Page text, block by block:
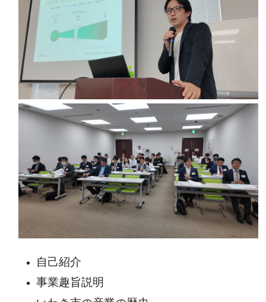
自己紹介
事業趣旨説明